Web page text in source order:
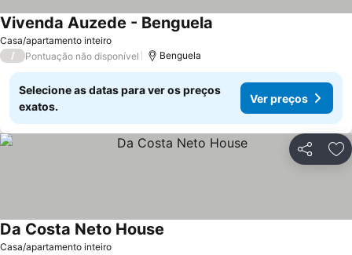
Casa/apartamento inteiro
Vivenda Auzede - Benguela
/ Pontuação não disponível Benguela
Selecione as datas para ver os preços
exatos.
Ver preços
Partilhar
Casa/apartamento inteiro
Da Costa Neto House